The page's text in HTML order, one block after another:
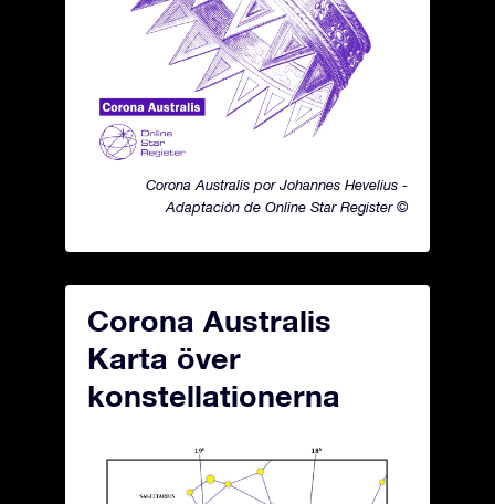
Corona Australis por Johannes Hevelius -
Adaptación de Online Star Register ©
Corona Australis
Karta över
konstellationerna